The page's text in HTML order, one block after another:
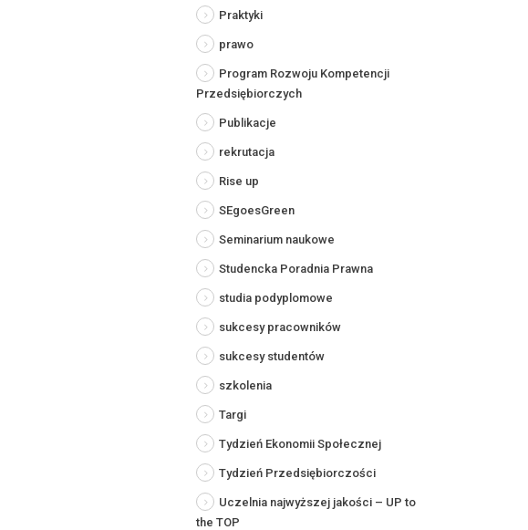
Praktyki
prawo
Program Rozwoju Kompetencji
Przedsiębiorczych
Publikacje
rekrutacja
Rise up
SEgoesGreen
Seminarium naukowe
Studencka Poradnia Prawna
studia podyplomowe
sukcesy pracowników
sukcesy studentów
szkolenia
Targi
Tydzień Ekonomii Społecznej
Tydzień Przedsiębiorczości
Uczelnia najwyższej jakości – UP to
the TOP